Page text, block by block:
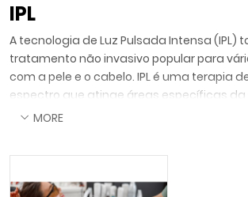
IPL
A tecnologia de Luz Pulsada Intensa (IPL)
tratamento não invasivo popular para
com a pele e o cabelo. IPL é uma terapia
espectro que atinge áreas específicas da
capilares, promovendo a
MORE